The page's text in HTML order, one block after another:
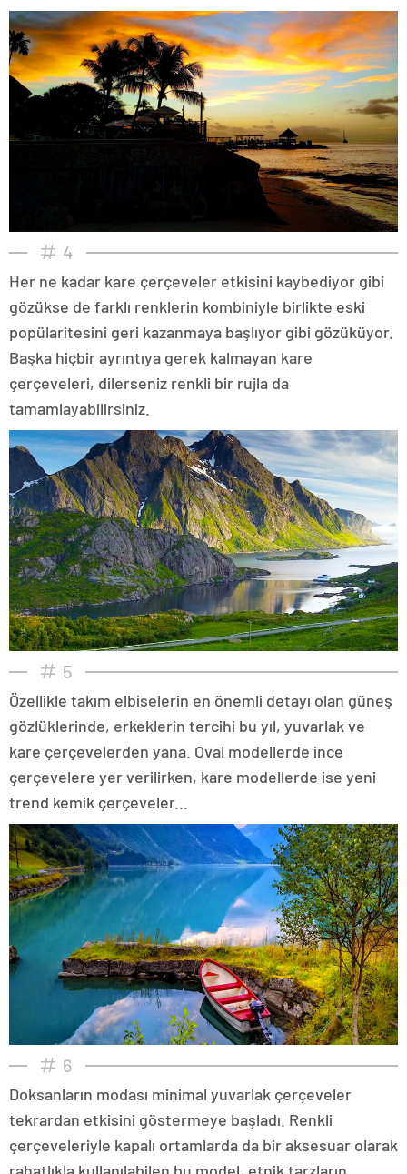
4
Her ne kadar kare çerçeveler etkisini kaybediyor gibi
gözükse de farklı renklerin kombiniyle birlikte eski
popülaritesini geri kazanmaya başlıyor gibi gözüküyor.
Başka hiçbir ayrıntıya gerek kalmayan kare
çerçeveleri, dilerseniz renkli bir rujla da
tamamlayabilirsiniz.
5
Özellikle takım elbiselerin en önemli detayı olan güneş
gözlüklerinde, erkeklerin tercihi bu yıl, yuvarlak ve
kare çerçevelerden yana. Oval modellerde ince
çerçevelere yer verilirken, kare modellerde ise yeni
trend kemik çerçeveler...
6
Doksanların modası minimal yuvarlak çerçeveler
tekrardan etkisini göstermeye başladı. Renkli
çerçeveleriyle kapalı ortamlarda da bir aksesuar olarak
rahatlıkla kullanılabilen bu model, etnik tarzların